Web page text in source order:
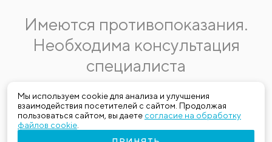
Мы используем cookie для анализа и улучшения
взаимодействия посетителей с сайтом. Продолжая
пользоваться сайтом, вы даете согласие на обработку
файлов cookie
Имеются противопоказания.
Необходима консультация
специалиста
Данная информация не является публичной офертой.
Стоимость, название и спектр услуг могут меняться.
Получить актуальную на момент обращения за медицинской
услугой информацию можно по телефону (383) 303-03-03